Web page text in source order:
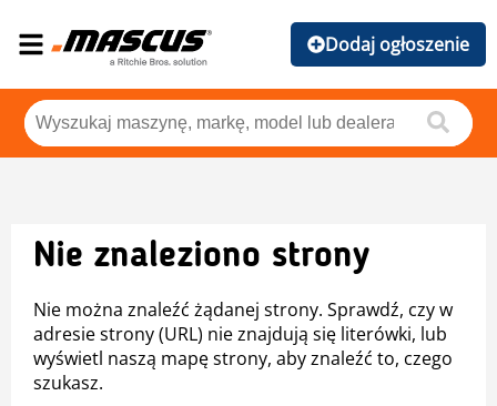
Dodaj ogłoszenie
Nie znaleziono strony
Nie można znaleźć żądanej strony. Sprawdź, czy w
adresie strony (URL) nie znajdują się literówki, lub
wyświetl naszą mapę strony, aby znaleźć to, czego
szukasz.